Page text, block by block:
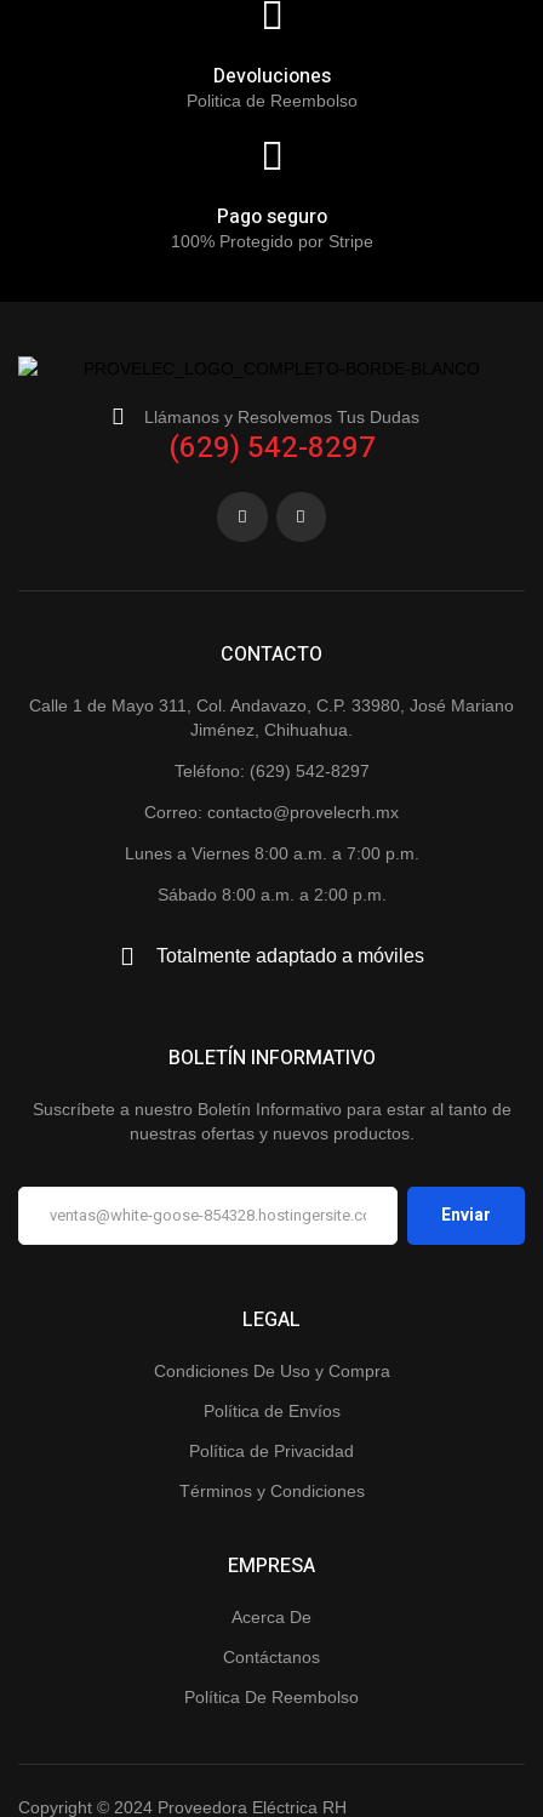
Devoluciones
Politica de Reembolso
Pago seguro
100% Protegido por Stripe
Llámanos y Resolvemos Tus Dudas
(629) 542-8297
CONTACTO
Calle 1 de Mayo 311, Col. Andavazo, C.P. 33980, José Mariano
Jiménez, Chihuahua.
Teléfono: (629) 542-8297
Correo: contacto@provelecrh.mx
Lunes a Viernes 8:00 a.m. a 7:00 p.m.
Sábado 8:00 a.m. a 2:00 p.m.
Totalmente adaptado a móviles
LEGAL
Condiciones De Uso y Compra
Política de Envíos
Política de Privacidad
Términos y Condiciones
EMPRESA
Acerca De
Contáctanos
Política De Reembolso
BOLETÍN INFORMATIVO
Suscríbete a nuestro Boletín Informativo para estar al tanto de
nuestras ofertas y nuevos productos.
Copyright © 2024 Proveedora Eléctrica RH